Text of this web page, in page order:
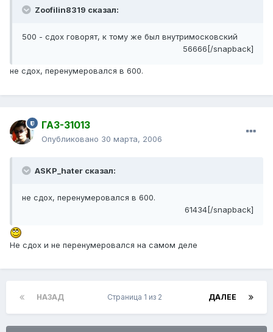
Zoofilin8319 сказал:
500 - сдох говорят, к тому же был внутримосковский
56666[/snapback]
не сдох, перенумеровался в 600.
ГАЗ-31013
Опубликовано 30 марта, 2006
ASKP_hater сказал:
не сдох, перенумеровался в 600.
61434[/snapback]
Не сдох и не перенумеровался на самом деле
НАЗАД ДАЛЕЕ
Страница 1 из 2